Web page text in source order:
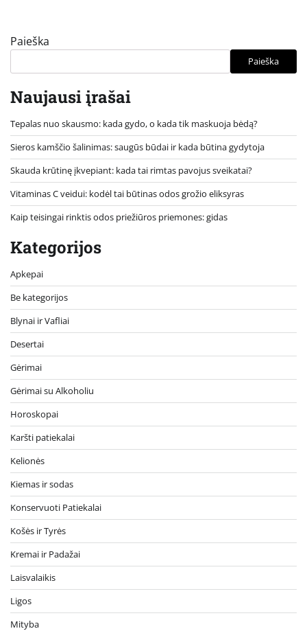
Paieška
Paieška
Naujausi įrašai
Tepalas nuo skausmo: kada gydo, o kada tik maskuoja bėdą?
Sieros kamščio šalinimas: saugūs būdai ir kada būtina gydytoja
Skauda krūtinę įkvepiant: kada tai rimtas pavojus sveikatai?
Vitaminas C veidui: kodėl tai būtinas odos grožio eliksyras
Kaip teisingai rinktis odos priežiūros priemones: gidas
Kategorijos
Apkepai
Be kategorijos
Blynai ir Vafliai
Desertai
Gėrimai
Gėrimai su Alkoholiu
Horoskopai
Karšti patiekalai
Kelionės
Kiemas ir sodas
Konservuoti Patiekalai
Košės ir Tyrės
Kremai ir Padažai
Laisvalaikis
Ligos
Mityba